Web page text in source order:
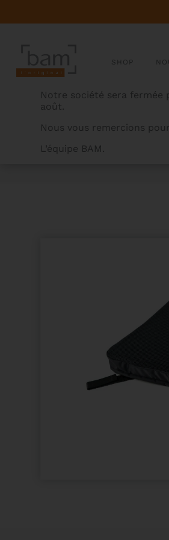
SHOP
Notre société sera fermée
août.
Nous vous remercions
L’équipe BAM.